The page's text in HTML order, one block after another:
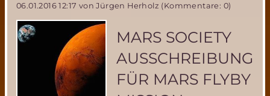
Forschung
als
Teil
der
Ganovex
11
Antarktis
Mission
06.01.2016 12:17 von Jürgen Herholz (Kommentare: 0)
MARS SOCIETY
AUSSCHREIBUNG
FÜR MARS FLYBY